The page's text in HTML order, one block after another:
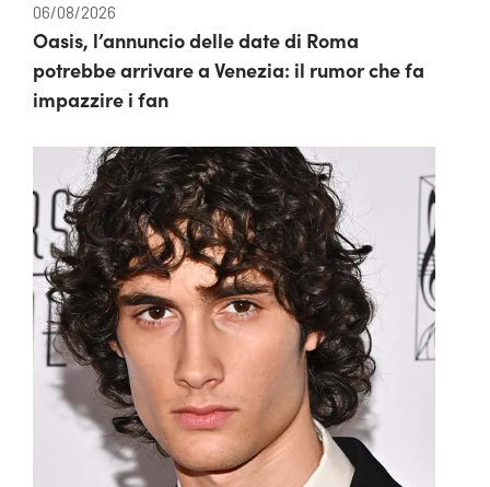
06/08/2026
Oasis, l’annuncio delle date di Roma
potrebbe arrivare a Venezia: il rumor che fa
impazzire i fan